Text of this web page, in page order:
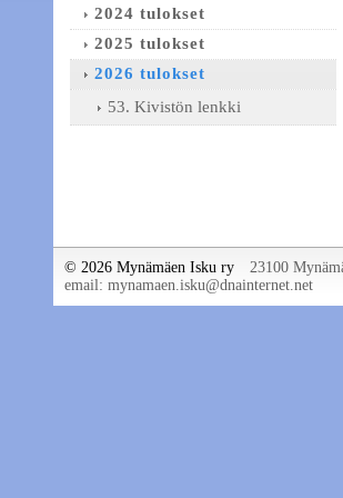
2024 tulokset
2025 tulokset
2026 tulokset
53. Kivistön lenkki
© 2026 Mynämäen Isku ry
23100
email: mynamaen.isku@dnainternet.net